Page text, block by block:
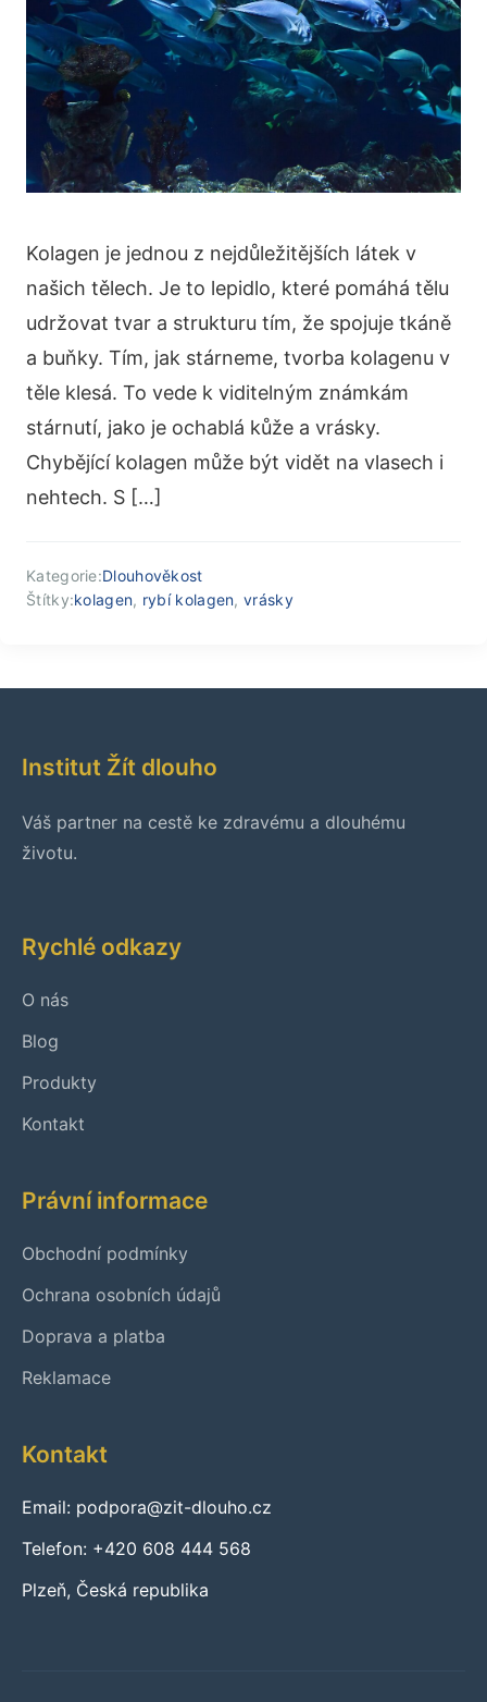
Kolagen je jednou z nejdůležitějších látek v
našich tělech. Je to lepidlo, které pomáhá tělu
udržovat tvar a strukturu tím, že spojuje tkáně
a buňky. Tím, jak stárneme, tvorba kolagenu v
těle klesá. To vede k viditelným známkám
stárnutí, jako je ochablá kůže a vrásky.
Chybějící kolagen může být vidět na vlasech i
nehtech. S […]
Kategorie:Dlouhověkost
Štítky:kolagen, rybí kolagen,vrásky
Institut Žít dlouho
Váš partner na cestě ke zdravému a dlouhému
životu.
Rychlé odkazy
O nás
Blog
Produkty
Kontakt
Právní informace
Obchodní podmínky
Ochrana osobních údajů
Doprava a platba
Reklamace
Kontakt
Email: podpora@zit-dlouho.cz
Telefon: +420 608 444 568
Plzeň, Česká republika